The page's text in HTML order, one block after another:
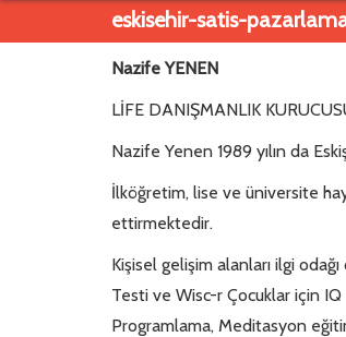
eskisehir-satis-
Nazife YENEN
LİFE DANIŞMANLIK
Nazife Yenen 1989 yılın da
İlköğretim, lise ve üniversite
ettirmektedir.
Kişisel gelişim alanları ilgi
Testi ve Wisc-r Çocuklar için
Programlama, Meditasyon